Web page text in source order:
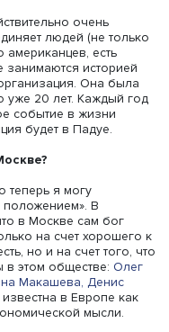
коллег.
раз поздравить вас
общества—
очень
американцев, есть
занимаются
организация. Она
уже 20 лет.
событие в жизни
будет в Падуе.
в Москве?